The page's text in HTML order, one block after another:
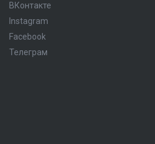
ВКонтакте
Instagram
Facebook
Телеграм